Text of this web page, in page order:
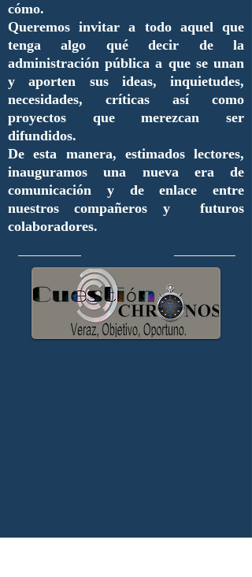
cómo.
Queremos invitar a todo aquel que
tenga algo qué decir de la
administración pública a que se unan
y aporten sus ideas, inquietudes,
necesidades, críticas así como
proyectos que merezcan ser
difundidos.
De esta manera, estimados lectores,
inauguramos una nueva era de
comunicación y de enlace entre
nuestros compañeros y futuros
colaboradores.